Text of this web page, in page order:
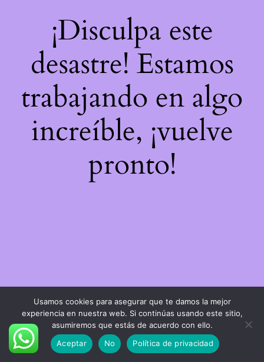
¡Disculpa este
desastre! Estamos
trabajando en algo
increíble, ¡vuelve
pronto!
Usamos cookies para asegurar que te damos la mejor
experiencia en nuestra web. Si continúas usando este sitio,
asumiremos que estás de acuerdo con ello.
Aceptar
No Política de privacidad